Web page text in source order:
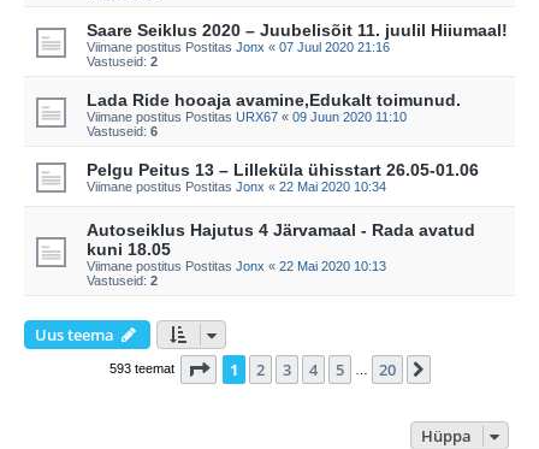
Saare Seiklus 2020 – Juubelisõit 11. juulil Hiiumaal!
Viimane postitus Postitas Jonx « 07 Juul 2020 21:16
Vastuseid: 2
Lada Ride hooaja avamine,Edukalt toimunud.
Viimane postitus Postitas URX67 « 09 Juun 2020 11:10
Vastuseid: 6
Pelgu Peitus 13 – Lilleküla ühisstart 26.05-01.06
Viimane postitus Postitas Jonx « 22 Mai 2020 10:34
Autoseiklus Hajutus 4 Järvamaal - Rada avatud
kuni 18.05
Viimane postitus Postitas Jonx « 22 Mai 2020 10:13
Vastuseid: 2
Uus teema
593 teemat 1 . leht20 -st
1 2 3 4 5 20
Hüppa